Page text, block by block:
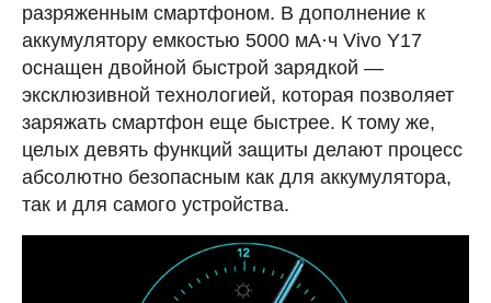
разряженным смартфоном. В дополнение к
аккумулятору емкостью 5000 мА·ч Vivo Y17
оснащен двойной быстрой зарядкой —
эксклюзивной технологией, которая позволяет
заряжать смартфон еще быстрее. К тому же,
целых девять функций защиты делают процесс
абсолютно безопасным как для аккумулятора,
так и для самого устройства.